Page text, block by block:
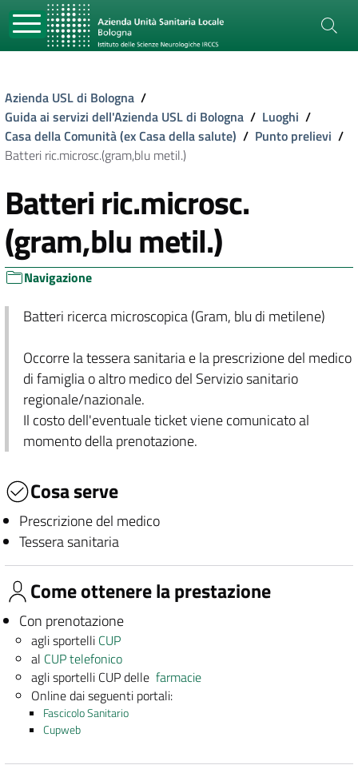
Azienda USL di Bologna /
Guida ai servizi dell'Azienda USL di Bologna / Luoghi /
Casa della Comunità (ex Casa della salute) / Punto prelievi /
Batteri ric.microsc.(gram,blu metil.)
Batteri ric.microsc.
(gram,blu metil.)
Navigazione
Batteri ricerca microscopica (Gram, blu di metilene)
Occorre la tessera sanitaria e la prescrizione del medico
di famiglia o altro medico del Servizio sanitario
regionale/nazionale.
Il costo dell'eventuale ticket viene comunicato al
momento della prenotazione.
Cosa serve
Prescrizione del medico
Tessera sanitaria
Come ottenere la prestazione
Con prenotazione
agli sportelli CUP
al CUP telefonico
agli sportelli CUP dellefarmacie
Online dai seguenti portali:
Fascicolo Sanitario
Cupweb